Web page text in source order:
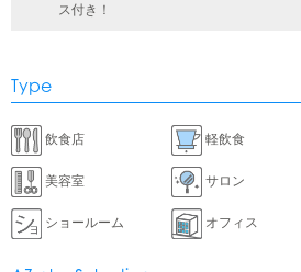
ス付き！
Type
飲食店 軽飲食
美容室 サロン
ショールーム オフィス